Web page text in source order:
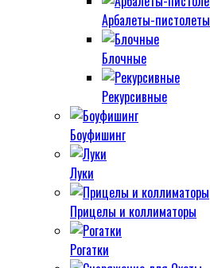
Арбалеты-пистолеты
Блочные
Рекурсивные
Боуфишинг
Луки
Прицелы и коллиматоры
Рогатки